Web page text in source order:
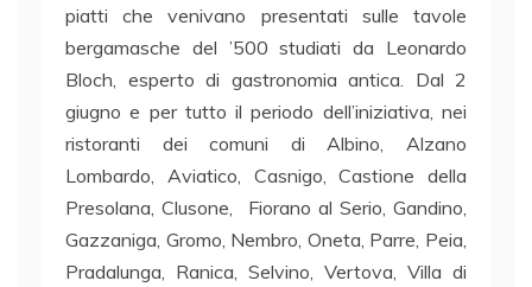
piatti che venivano presentati sulle tavole
bergamasche del ’500 studiati da Leonardo
Bloch, esperto di gastronomia antica. Dal 2
giugno e per tutto il periodo dell’iniziativa, nei
ristoranti dei comuni di Albino, Alzano
Lombardo, Aviatico, Casnigo, Castione della
Presolana, Clusone, Fiorano al Serio, Gandino,
Gazzaniga, Gromo, Nembro, Oneta, Parre, Peia,
Pradalunga, Ranica, Selvino, Vertova, Villa di